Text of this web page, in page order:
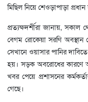
মিছিল নিয়ে শেওড়াপাড়া
প্রত্যক্ষদর্শীরা জানায়, সকাল
বেগম রোকেয়া সরণি অবস্থান
সেখানে ওয়াসার পানির
হয়। সড়ক অবরোধের কারণে
খবর পেয়ে প্রশাসনের
গেছে।